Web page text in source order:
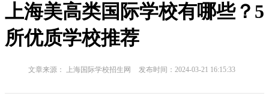
上海美高类国际学校有哪些？5
所优质学校推荐
文章来源： 上海国际学校招生网 发布时间：2024-03-21 16:15:33